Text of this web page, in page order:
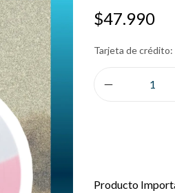
$47.990
Tarjeta de crédito:
Producto